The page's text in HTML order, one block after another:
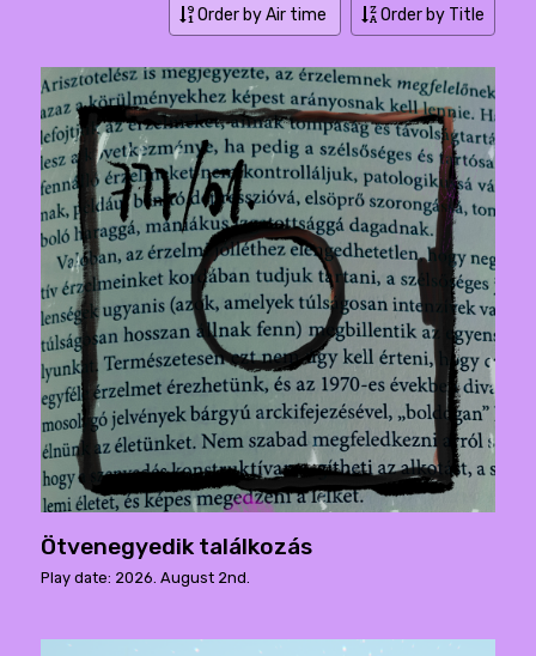
Order by Air time Order by Title
Ötvenegyedik találkozás
Play date: 2026. August 2nd.